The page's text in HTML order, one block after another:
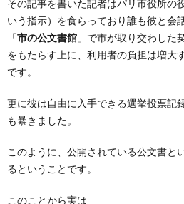
その記事を書いた記者はパリ市役所の
いう指示）を食らっており誰も彼と会
「市の公文書館 」で市が取り交わした
をもたらす上に、利用者の負担は増大
です。
更に彼は自由に入手できる選挙投票記
も暴きました。
このように、公開されている公文書と
るということです。
このことから実は